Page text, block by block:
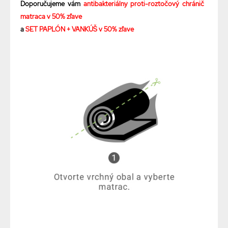
Doporučujeme vám antibakteriálny proti-roztočový chránič
matraca v 50% zľave
aSET PAPLÓN + VANKÚŠ v 50% zľave